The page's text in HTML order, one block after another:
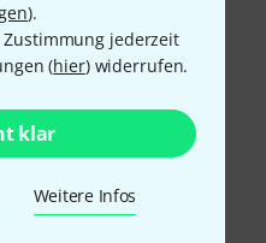
).
jederzeit
(hier) widerrufen.
klar
Weitere Infos